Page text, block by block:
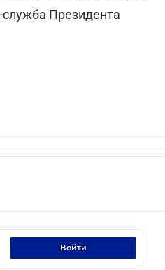
Президента
войти